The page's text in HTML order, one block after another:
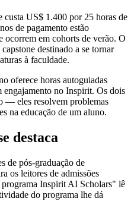
US$ 1.400 por 25 horas de
de pagamento estão
ocorrem em cohorts de verão. O
destinado a se tornar
à faculdade.
oferece horas autoguiadas
engajamento no Inspirit. Os dois
— eles resolvem problemas
na educação de um aluno.
destaca
de pós-graduação de
os leitores de admissões
Inspirit AI Scholars" lê
do programa lhe dá